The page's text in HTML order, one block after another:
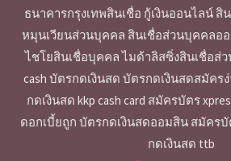
ธนาคารกรุงเทพสินเชื่อ กู้เงินออนไลน์ สิ
หมุนเวียนส่วนบุคคล สินเชื่อส่วนบุคคลอ
ไชโยสินเชื่อบุคคล ไมด้าลิสซิ่งสินเชื่อส่ว
cash บัตรกดเงินสด บัตรกดเงินสดสมัคร
กดเงินสด kkp cash card สมัครบัตร
ดอกเบี้ยถูก บัตรกดเงินสดออมสิน สมัคร
กดเงินสด ttb